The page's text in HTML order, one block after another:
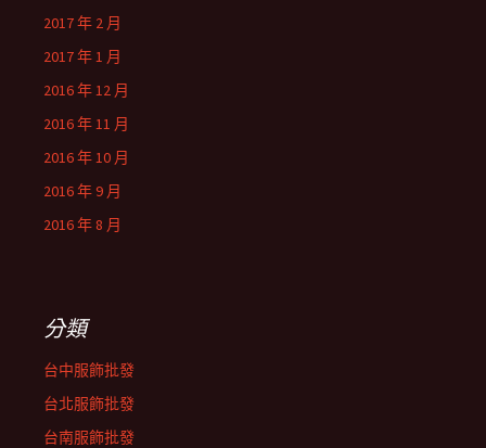
2017 年 2 月
2017 年 1 月
2016 年 12 月
2016 年 11 月
2016 年 10 月
2016 年 9 月
2016 年 8 月
分類
台中服飾批發
台北服飾批發
台南服飾批發